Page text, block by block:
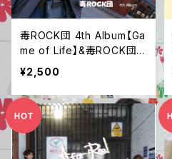
毒ROCK団 4th Album【Ga
me of Life】&毒ROCK団ス
テッカー&ジャケット生写真
２枚
¥2,500